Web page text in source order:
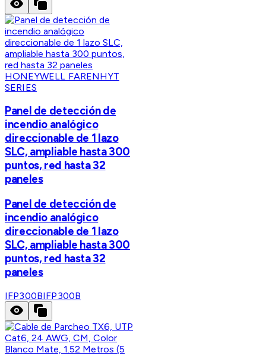
HONEYWELL FARENHYT
SERIES
Panel de detección de
incendio analógico
direccionable de 1 lazo
SLC, ampliable hasta 300
puntos, red hasta 32
paneles
Panel de detección de
incendio analógico
direccionable de 1 lazo
SLC, ampliable hasta 300
puntos, red hasta 32
paneles
IFP300BIFP300B